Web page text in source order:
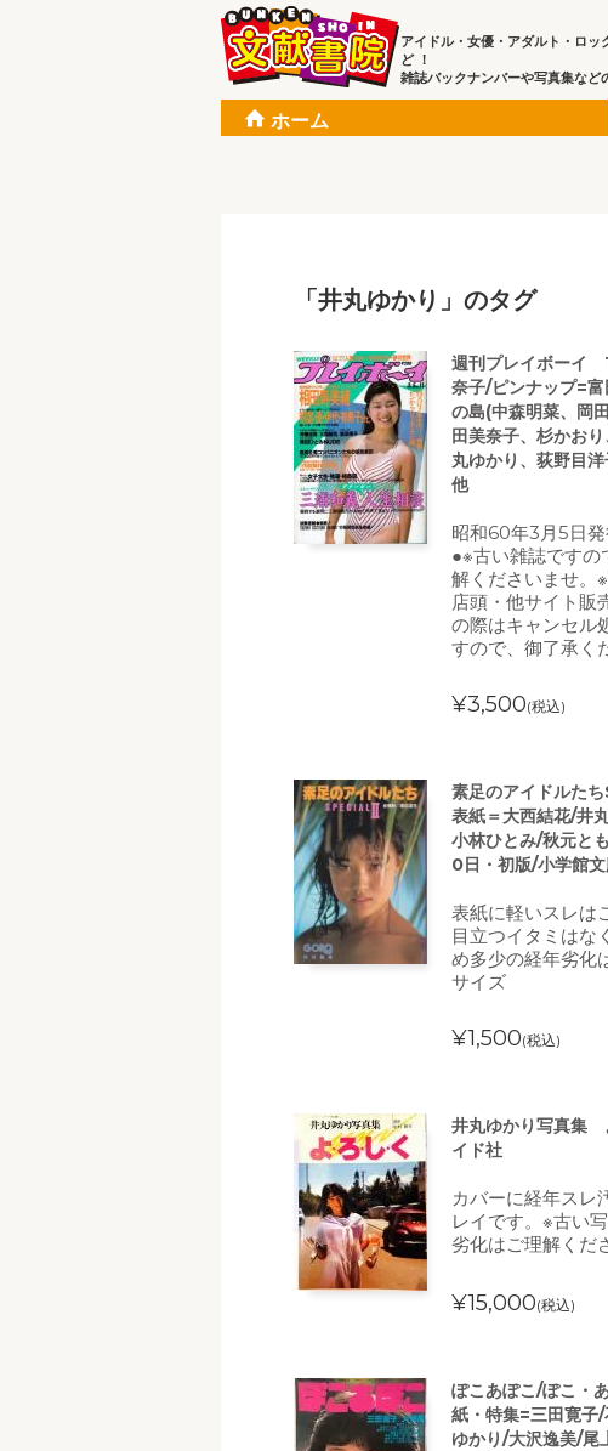
アイドル・女優・アダルト・ロッ
ど ！
雑誌バックナンバーや写真集など
ホーム
「井丸ゆかり」のタグ
週刊プレイボーイ
奈子/ピンナップ=
の島(中森明菜、岡
田美奈子、杉かお
丸ゆかり、荻野目
他
昭和60年3月5日
●※古い雑誌ですの
解くださいませ。
店頭・他サイト販
の際はキャンセル
すので、御了承く
¥3,500(税込)
素足のアイドルた
表紙＝大西結花/井
小林ひとみ/秋元と
0日・初版/小学館
表紙に軽いスレは
目立つイタミはな
め多少の経年劣化
サイズ
¥1,500(税込)
井丸ゆかり写真集
イド社
カバーに経年スレ
レイです。※古い
劣化はご理解くだ
¥15,000(税込)
ぽこあぽこ/ぽこ・
紙・特集=三田寛子
ゆかり/大沢逸美/尾